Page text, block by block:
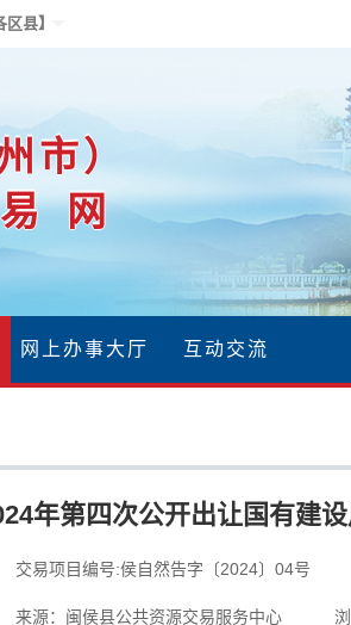
区县】
市）
网
网上办事大厅 互动交流
年第四次公开出让国有建
交易项目编号:侯自然告字〔2024〕04号
来源：闽侯县公共资源交易服务中心